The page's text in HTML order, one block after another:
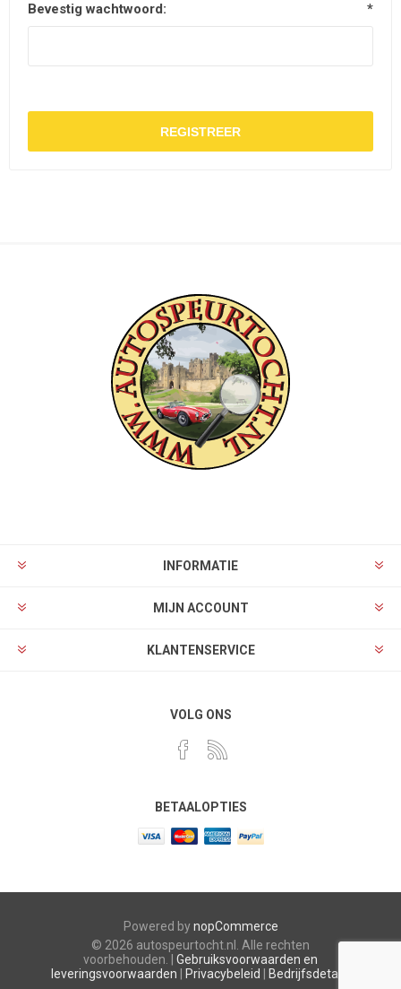
Bevestig wachtwoord: *
REGISTREER
INFORMATIE
MIJN ACCOUNT
KLANTENSERVICE
VOLG ONS
BETAALOPTIES
Powered bynopCommerce
© 2026 autospeurtocht.nl. Alle rechten
voorbehouden. | Gebruiksvoorwaarden en
leveringsvoorwaarden
Privacybeleid Bedrijfsdetails